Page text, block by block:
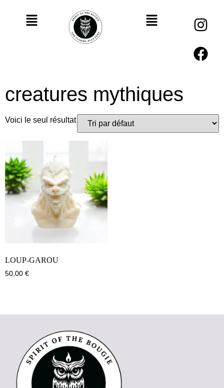
creatures mythiques
Voici le seul résultat
LOUP-GAROU
50,00 €